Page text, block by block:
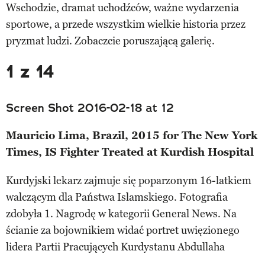
Wschodzie, dramat uchodźców, ważne wydarzenia
sportowe, a przede wszystkim wielkie historia przez
pryzmat ludzi. Zobaczcie poruszającą galerię.
1 z 14
Screen Shot 2016-02-18 at 12
Mauricio Lima, Brazil, 2015 for The New York
Times, IS Fighter Treated at Kurdish Hospital
Kurdyjski lekarz zajmuje się poparzonym 16-latkiem
walczącym dla Państwa Islamskiego. Fotografia
zdobyła 1. Nagrodę w kategorii General News. Na
ścianie za bojownikiem widać portret uwięzionego
lidera Partii Pracujących Kurdystanu Abdullaha